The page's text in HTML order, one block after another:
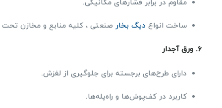
مقاوم در برابر فشارهای مکانیکی.
ساخت انواع دیگ بخار صنعتی ، کلیه منابع و مخازن تحت
6. ورق آجدار
دارای طرح‌های برجسته برای جلوگیری از لغزش.
کاربرد در کف‌پوش‌ها و راه‌پله‌ها.